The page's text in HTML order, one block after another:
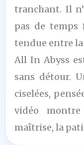
tranchant. Il
pas de temps
tendue entre
All In Abyss
sans détour.
ciselées,
vidéo
maîtrise, la